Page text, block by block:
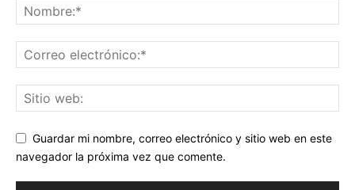
Guardar mi nombre, correo electrónico y sitio web en este
navegador la próxima vez que comente.